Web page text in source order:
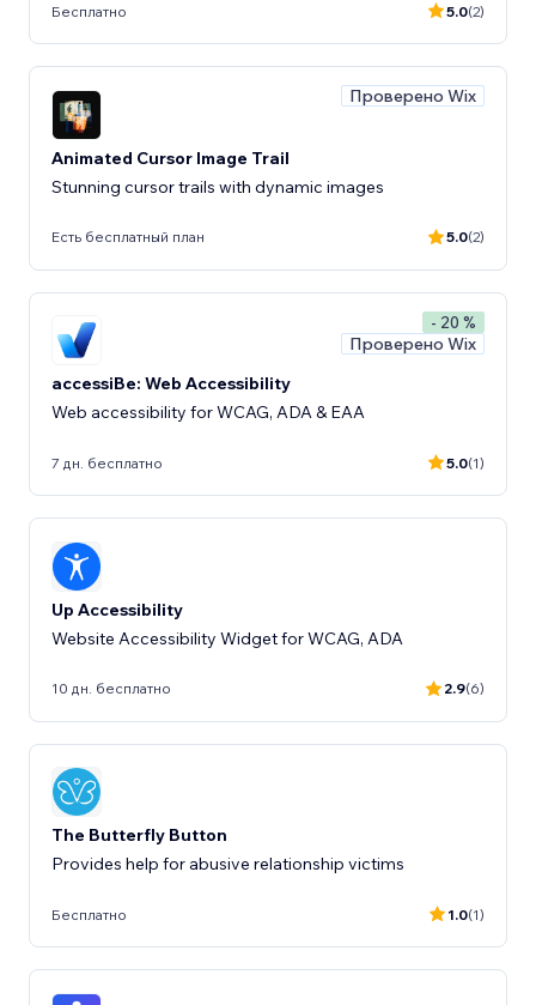
Бесплатно 5.0(2)
Проверено Wix
Animated Cursor Image Trail
Stunning cursor trails with dynamic images
Есть бесплатный план 5.0(2)
- 20 %
Проверено Wix
accessiBe: Web Accessibility
Web accessibility for WCAG, ADA & EAA
7 дн. бесплатно 5.0(1)
Up Accessibility
Website Accessibility Widget for WCAG, ADA
10 дн. бесплатно 2.9(6)
The Butterfly Button
Provides help for abusive relationship victims
Бесплатно 1.0(1)